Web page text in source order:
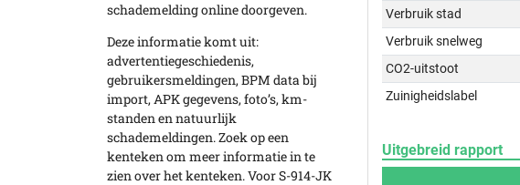
schademelding online doorgeven.
Deze informatie komt uit:
advertentiegeschiedenis,
gebruikersmeldingen, BPM data bij
import, APK gegevens, foto’s, km-
standen en natuurlijk
schademeldingen. Zoek op een
kenteken om meer informatie in te
zien over het kenteken. Voor S-914-JK
Verbruik stad
Verbruik snelweg
CO2-uitstoot
Zuinigheidslabel
Uitgebreid rapport